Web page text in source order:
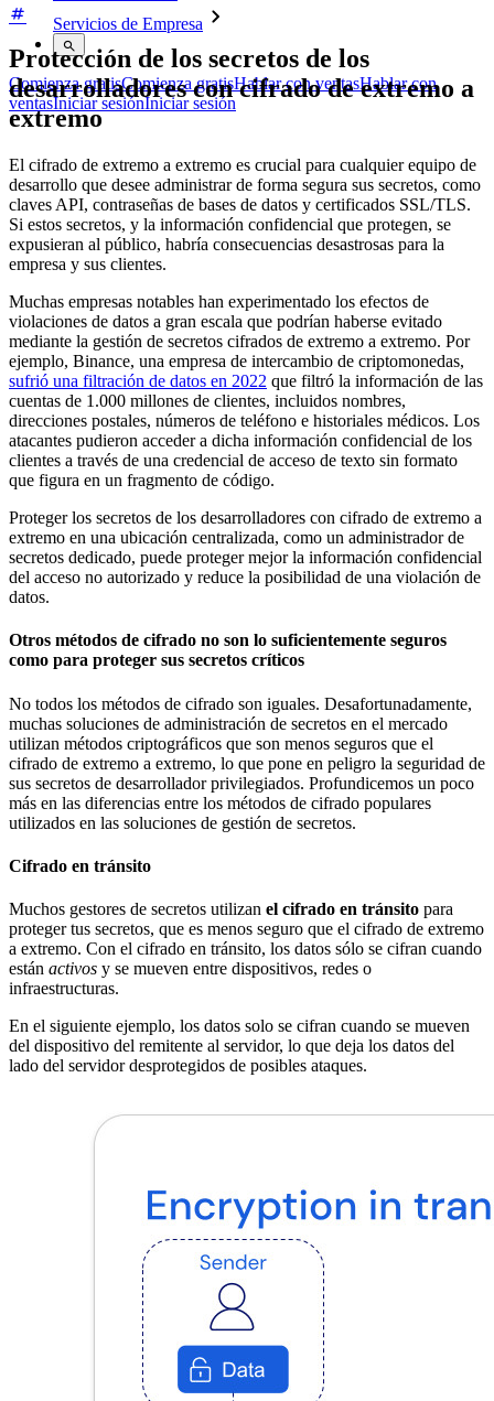
Servicios de Empresa
Comienza gratisComienza gratisHablar con ventasHablar con
ventasIniciar sesiónIniciar sesión
Protección de los secretos de los
desarrolladores con cifrado de extremo a
extremo
El cifrado de extremo a extremo es crucial para cualquier equipo de
desarrollo que desee administrar de forma segura sus secretos, como
claves API, contraseñas de bases de datos y certificados SSL/TLS.
Si estos secretos, y la información confidencial que protegen, se
expusieran al público, habría consecuencias desastrosas para la
empresa y sus clientes.
Muchas empresas notables han experimentado los efectos de
violaciones de datos a gran escala que podrían haberse evitado
mediante la gestión de secretos cifrados de extremo a extremo. Por
ejemplo, Binance, una empresa de intercambio de criptomonedas,
sufrió una filtración de datos en 2022 que filtró la información de las
cuentas de 1.000 millones de clientes, incluidos nombres,
direcciones postales, números de teléfono e historiales médicos. Los
atacantes pudieron acceder a dicha información confidencial de los
clientes a través de una credencial de acceso de texto sin formato
que figura en un fragmento de código.
Proteger los secretos de los desarrolladores con cifrado de extremo a
extremo en una ubicación centralizada, como un administrador de
secretos dedicado, puede proteger mejor la información confidencial
del acceso no autorizado y reduce la posibilidad de una violación de
datos.
Otros métodos de cifrado no son lo suficientemente seguros
como para proteger sus secretos críticos
No todos los métodos de cifrado son iguales. Desafortunadamente,
muchas soluciones de administración de secretos en el mercado
utilizan métodos criptográficos que son menos seguros que el
cifrado de extremo a extremo, lo que pone en peligro la seguridad de
sus secretos de desarrollador privilegiados. Profundicemos un poco
más en las diferencias entre los métodos de cifrado populares
utilizados en las soluciones de gestión de secretos.
Cifrado en tránsito
Muchos gestores de secretos utilizan el cifrado en tránsito para
proteger tus secretos, que es menos seguro que el cifrado de extremo
a extremo. Con el cifrado en tránsito, los datos sólo se cifran cuando
están activos y se mueven entre dispositivos, redes o
infraestructuras.
En el siguiente ejemplo, los datos solo se cifran cuando se mueven
del dispositivo del remitente al servidor, lo que deja los datos del
lado del servidor desprotegidos de posibles ataques.